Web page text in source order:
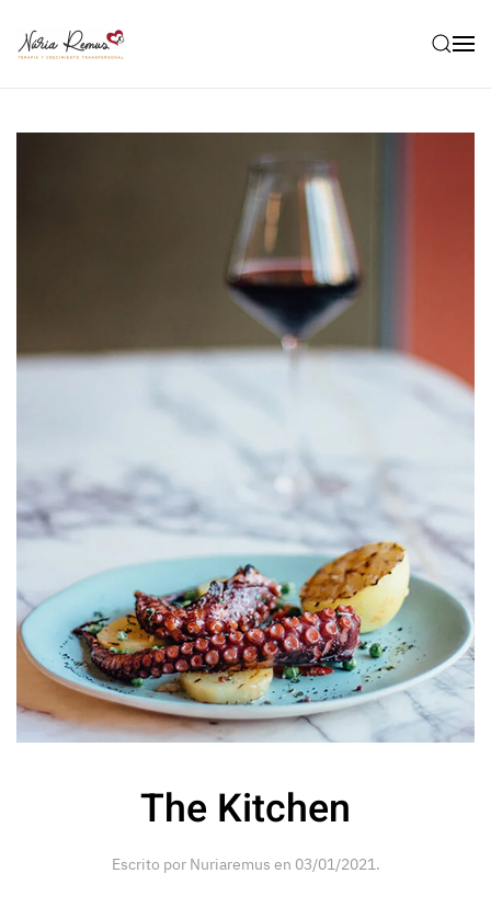
The Kitchen
Escrito por Nuriaremus en 03/01/2021.